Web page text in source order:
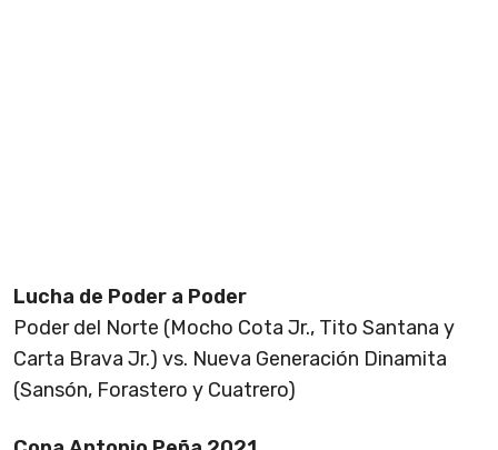
Lucha de Poder a Poder
Poder del Norte (Mocho Cota Jr., Tito Santana y
Carta Brava Jr.) vs. Nueva Generación Dinamita
(Sansón, Forastero y Cuatrero)